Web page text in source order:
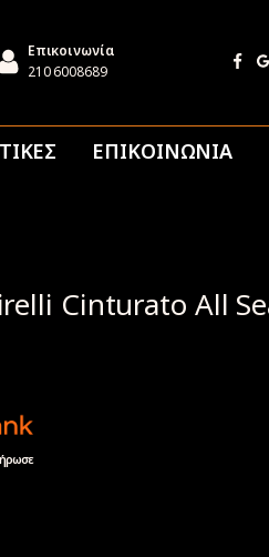
Επικοινωνία
210 6008689
ΕΠΙΚΟΙΝΩΝΙΑ
Cinturato All